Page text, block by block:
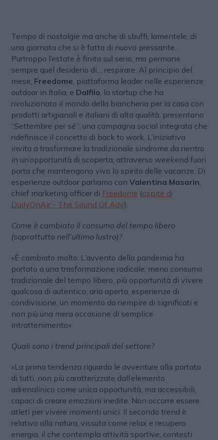
Tempo di nostalgie ma anche di sbuffi, lamentele, di
una giornata che si è fatta di nuovo pressante.
Purtroppo l’estate è finita sul serio, ma permane
sempre quel desiderio di… respirare. Al principio del
mese, Freedome, piattaforma leader nelle esperienze
outdoor in Italia, e Dalfilo, la startup che ha
rivoluzionato il mondo della biancheria per la casa con
prodotti artigianali e italiani di alta qualità, presentano
“Settembre per sé”: una campagna social integrata che
ridefinisce il concetto di back to work. L’iniziativa
invita a trasformare la tradizionale sindrome da rientro
in un’opportunità di scoperta, attraverso weekend fuori
porta che mantengono vivo lo spirito delle vacanze. Di
esperienze outdoor parliamo con Valentina Masarin,
chief marketing officer di Freedome (ospite di
DailyOnAir - The Sound Of Adv).
Come è cambiato il consumo del tempo libero
(soprattutto nell’ultimo lustro)?
«È cambiato molto. L’avvento della pandemia ha
portato a una trasformazione radicale: meno consumo
tradizionale del tempo libero, più opportunità di vivere
qualcosa di autentico; aria aperta, esperienze di
condivisione, un momento da riempire di significati e
non più una mera occasione di semplice
intrattenimento».
Quali sono i trend principali del settore?
«La prima tendenza riguarda le avventure alla portata
di tutti, non più caratterizzate dall’elemento
adrenalinico come unica opportunità, ma accessibili,
capaci di creare emozioni inedite. Non occorre essere
atleti per vivere momenti unici. Il secondo trend è
relativo alla natura, vissuta come relax e recupero
energia, il che contempla attività sportive, contesti